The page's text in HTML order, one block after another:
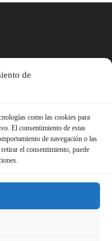
de
como las cookies para
El consentimiento de estas
de navegación o las
el consentimiento, puede